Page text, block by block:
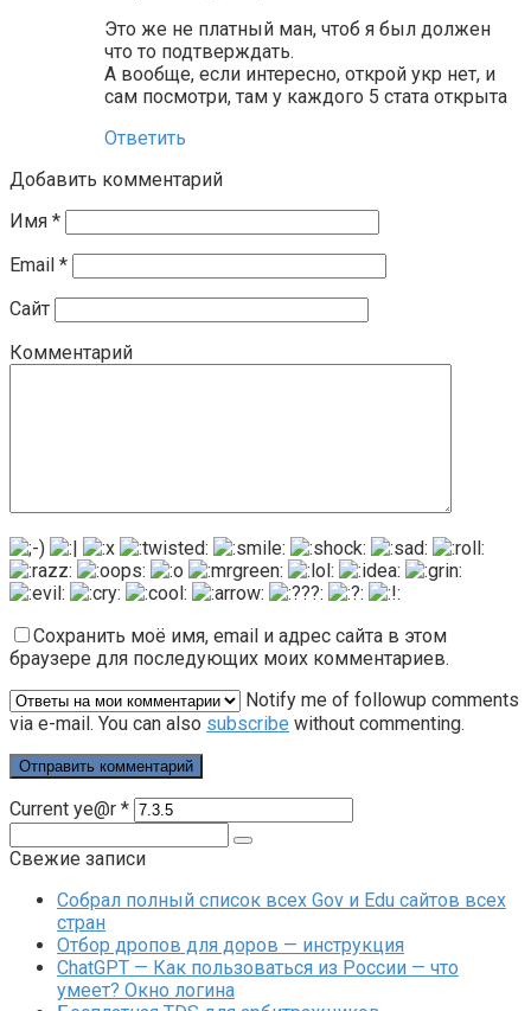
Это же не платный ман, чтоб я был должен
что то подтверждать.
А вообще, если интересно, открой укр нет, и
сам посмотри, там у каждого 5 стата открыта
Ответить
Добавить комментарий
Имя *
Email *
Сайт
Комментарий
Сохранить моё имя, email и адрес сайта в этом
браузере для последующих моих комментариев.
Notify me of followup comments
via e-mail. You can also subscribe without commenting.
Current ye@r *
Свежие записи
Собрал полный список всех Gov и Edu сайтов всех
стран
Отбор дропов для доров — инструкция
ChatGPT — Как пользоваться из России — что
умеет? Окно логина